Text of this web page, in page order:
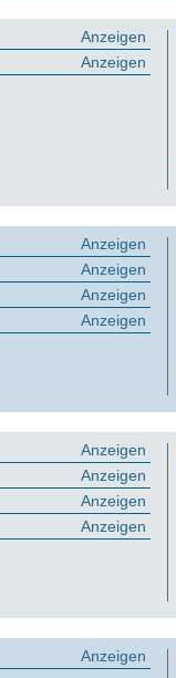
Anzeigen
Anzeigen
Anzeigen
Anzeigen
Anzeigen
Anzeigen
Anzeigen
Anzeigen
Anzeigen
Anzeigen
Anzeigen